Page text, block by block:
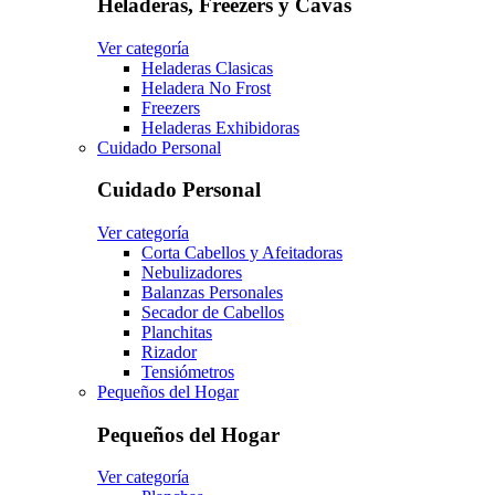
Heladeras, Freezers y Cavas
Ver categoría
Heladeras Clasicas
Heladera No Frost
Freezers
Heladeras Exhibidoras
Cuidado Personal
Cuidado Personal
Ver categoría
Corta Cabellos y Afeitadoras
Nebulizadores
Balanzas Personales
Secador de Cabellos
Planchitas
Rizador
Tensiómetros
Pequeños del Hogar
Pequeños del Hogar
Ver categoría